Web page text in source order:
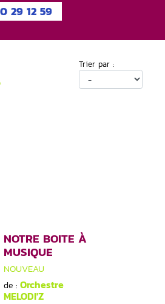
29 12 59
Trier par :
NOTRE BOITE À
MUSIQUE
NOUVEAU
de : Orchestre
MELODI'Z